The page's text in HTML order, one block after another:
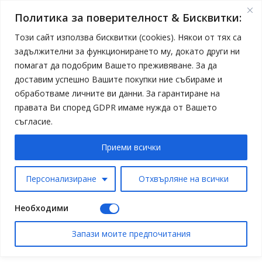
Политика за поверителност & Бисквитки:
Този сайт използва бисквитки (cookies). Някои от тях са
задължителни за функционирането му, докато други ни
помагат да подобрим Вашето преживяване. За да
доставим успешно Вашите покупки ние събираме и
обработваме личните ви данни. За гарантиране на
правата Ви според GDPR имаме нужда от Вашето
съгласие.
Персонализиране Отхвърляне на всички
Приеми всички
Необходими
Запази моите предпочитания